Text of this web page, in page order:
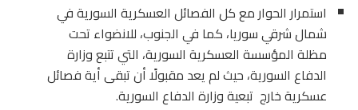
استمرار الحوار مع كل الفصائل العسكرية السورية في
شمال شرقي سوريا، كما في الجنوب، للانضواء تحت
مظلة المؤسسة العسكرية السورية، التي تتبع وزارة
الدفاع السورية، حيث لم يعد مقبولًا أن تبقى أية فصائل
عسكرية خارج تبعية وزارة الدفاع السورية.